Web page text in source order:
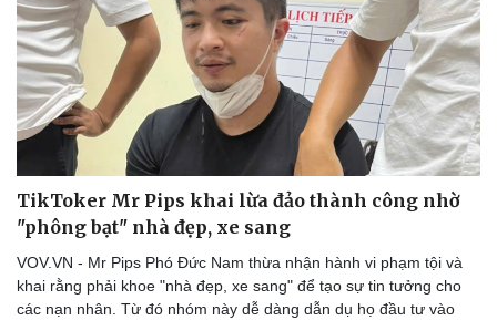
TikToker Mr Pips khai lừa đảo thành công nhờ
"phông bạt" nhà đẹp, xe sang
VOV.VN - Mr Pips Phó Đức Nam thừa nhận hành vi phạm tội và
khai rằng phải khoe "nhà đẹp, xe sang" để tạo sự tin tưởng cho
các nạn nhân. Từ đó nhóm này dễ dàng dẫn dụ họ đầu tư vào